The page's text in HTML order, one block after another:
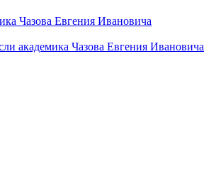
Чазова Евгения Ивановича
академика Чазова Евгения Ивановича